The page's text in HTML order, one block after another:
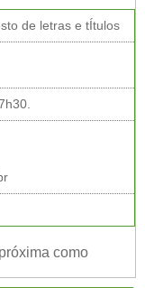
de letras e tÍtulos
como